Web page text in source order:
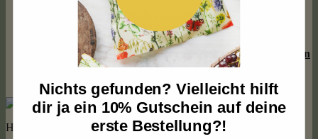
Händler werden (Händlerportal)
Direkt auf FAIRE.COM bestellen
Direkt auf Ankorstore.de bestellen
Affiliate Partner werden und mit Content Geld
verdienen
Individuelle Bienenwachstücher
Hier findest du unseren Werksverkauf
Nichts gefunden? Vielleicht hilft
dir ja ein 10% Gutschein auf deine
erste Bestellung?!